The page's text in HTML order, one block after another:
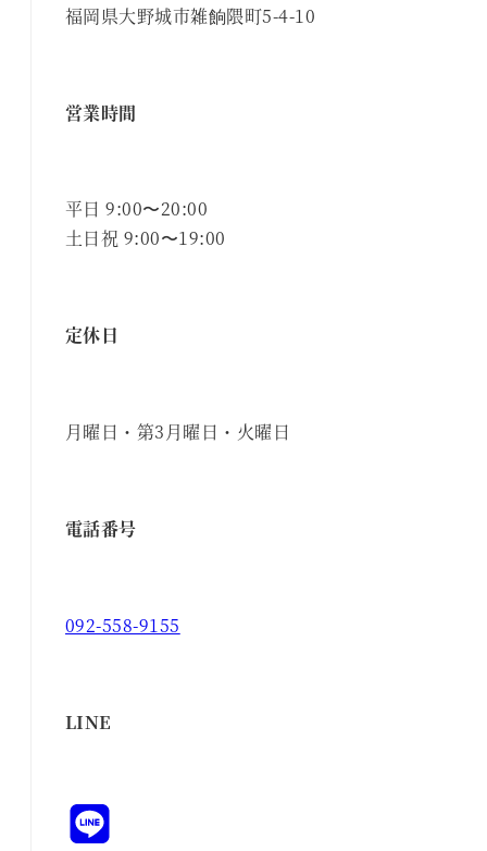
福岡県大野城市雑餉隈町5-4-10
営業時間
平日 9:00〜20:00
土日祝 9:00〜19:00
定休日
月曜日・第3月曜日・火曜日
電話番号
092-558-9155
LINE